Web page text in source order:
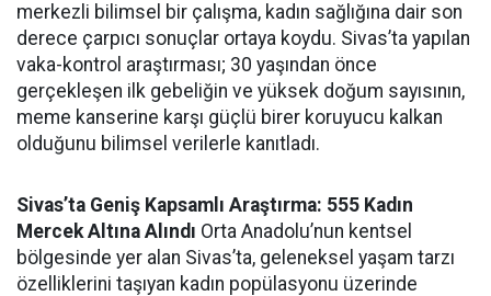
merkezli bilimsel bir çalışma, kadın sağlığına dair son
derece çarpıcı sonuçlar ortaya koydu. Sivas’ta yapılan
vaka-kontrol araştırması; 30 yaşından önce
gerçekleşen ilk gebeliğin ve yüksek doğum sayısının,
meme kanserine karşı güçlü birer koruyucu kalkan
olduğunu bilimsel verilerle kanıtladı.
Sivas’ta Geniş Kapsamlı Araştırma: 555 Kadın
Mercek Altına Alındı Orta Anadolu’nun kentsel
bölgesinde yer alan Sivas’ta, geleneksel yaşam tarzı
özelliklerini taşıyan kadın popülasyonu üzerinde